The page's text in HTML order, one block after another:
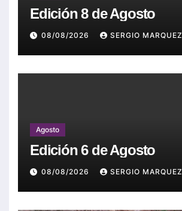
Edición 8 de Agosto
08/08/2026 SERGIO MARQUEZ
Agosto
Edición 6 de Agosto
08/08/2026 SERGIO MARQUEZ